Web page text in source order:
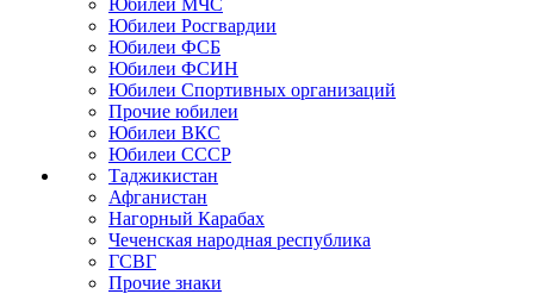
Юбилеи МЧС
Юбилеи Росгвардии
Юбилеи ФСБ
Юбилеи ФСИН
Юбилеи Спортивных организаций
Прочие юбилеи
Юбилеи ВКС
Юбилеи СССР
Таджикистан
Афганистан
Нагорный Карабах
Чеченская народная республика
ГСВГ
Прочие знаки